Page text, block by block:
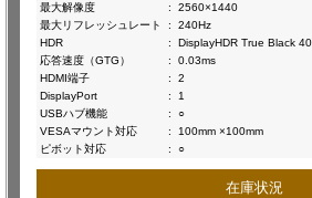
最大解像度
:
2560×1440
最大リフレッシュレート
:
240Hz
HDR
:
DisplayHDR True Black
応答速度（GTG）
:
0.03ms
HDMI端子
:
2
DisplayPort
:
1
USBハブ機能
:
○
VESAマウント対応
:
100mm ×100mm
ピボット対応
: ○
在庫状況